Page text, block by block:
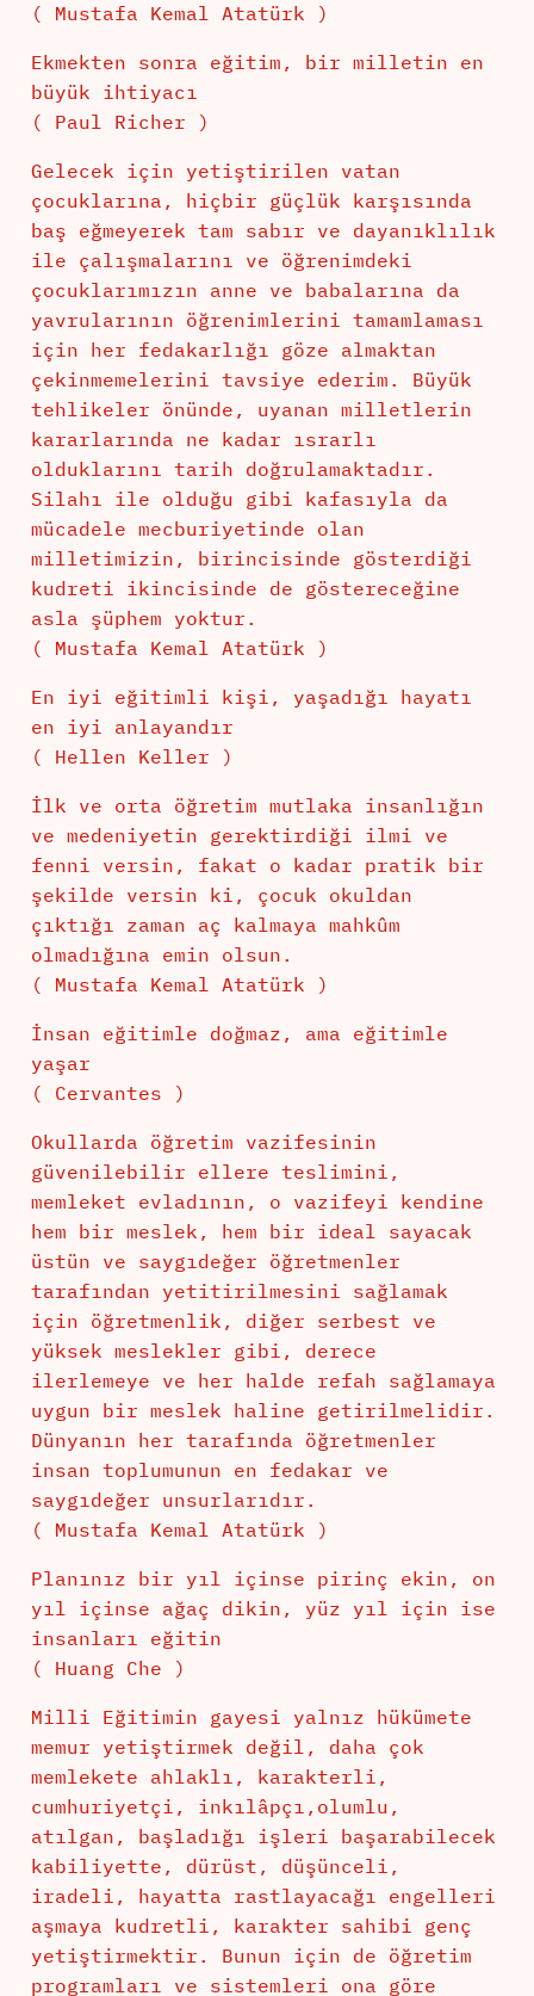
( Mustafa Kemal Atatürk )
Ekmekten sonra eğitim, bir milletin en
büyük ihtiyacı
( Paul Richer )
Gelecek için yetiştirilen vatan
çocuklarına, hiçbir güçlük karşısında
baş eğmeyerek tam sabır ve dayanıklılık
ile çalışmalarını ve öğrenimdeki
çocuklarımızın anne ve babalarına da
yavrularının öğrenimlerini tamamlaması
için her fedakarlığı göze almaktan
çekinmemelerini tavsiye ederim. Büyük
tehlikeler önünde, uyanan milletlerin
kararlarında ne kadar ısrarlı
olduklarını tarih doğrulamaktadır.
Silahı ile olduğu gibi kafasıyla da
mücadele mecburiyetinde olan
milletimizin, birincisinde gösterdiği
kudreti ikincisinde de göstereceğine
asla şüphem yoktur.
( Mustafa Kemal Atatürk )
En iyi eğitimli kişi, yaşadığı hayatı
en iyi anlayandır
( Hellen Keller )
İlk ve orta öğretim mutlaka insanlığın
ve medeniyetin gerektirdiği ilmi ve
fenni versin, fakat o kadar pratik bir
şekilde versin ki, çocuk okuldan
çıktığı zaman aç kalmaya mahkûm
olmadığına emin olsun.
( Mustafa Kemal Atatürk )
İnsan eğitimle doğmaz, ama eğitimle
yaşar
( Cervantes )
Okullarda öğretim vazifesinin
güvenilebilir ellere teslimini,
memleket evladının, o vazifeyi kendine
hem bir meslek, hem bir ideal sayacak
üstün ve saygıdeğer öğretmenler
tarafından yetitirilmesini sağlamak
için öğretmenlik, diğer serbest ve
yüksek meslekler gibi, derece
ilerlemeye ve her halde refah sağlamaya
uygun bir meslek haline getirilmelidir.
Dünyanın her tarafında öğretmenler
insan toplumunun en fedakar ve
saygıdeğer unsurlarıdır.
( Mustafa Kemal Atatürk )
Planınız bir yıl içinse pirinç ekin, on
yıl içinse ağaç dikin, yüz yıl için ise
insanları eğitin
( Huang Che )
Milli Eğitimin gayesi yalnız hükümete
memur yetiştirmek değil, daha çok
memlekete ahlaklı, karakterli,
cumhuriyetçi, inkılâpçı,olumlu,
atılgan, başladığı işleri başarabilecek
kabiliyette, dürüst, düşünceli,
iradeli, hayatta rastlayacağı engelleri
aşmaya kudretli, karakter sahibi genç
yetiştirmektir. Bunun için de öğretim
programları ve sistemleri ona göre